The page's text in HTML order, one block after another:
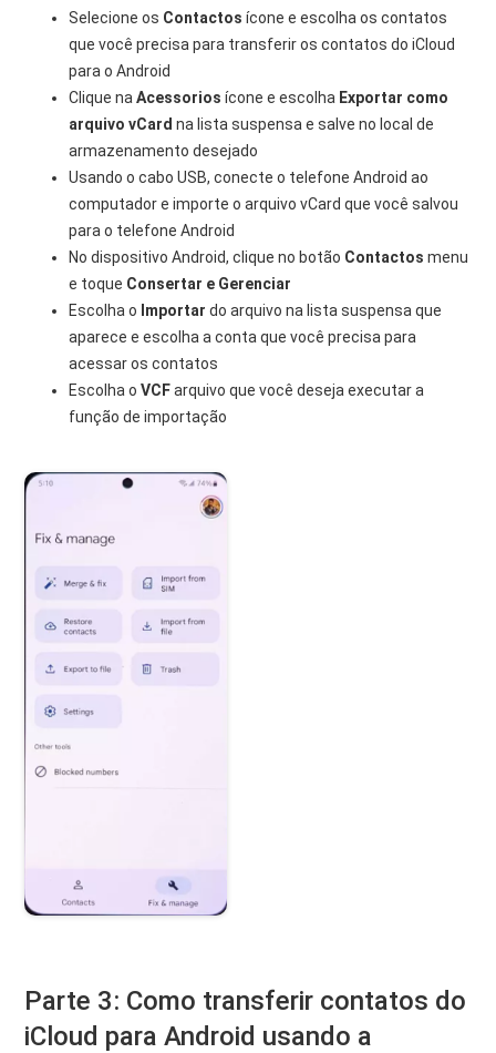
Selecione os Contactosícone e escolha os contatos
que você precisa para transferir os contatos do iCloud
para o Android
Clique naAcessoriosícone e escolha Exportar como
arquivo vCardna lista suspensa e salve no local de
armazenamento desejado
Usando o cabo USB, conecte o telefone Android ao
computador e importe o arquivo vCard que você salvou
para o telefone Android
No dispositivo Android, clique no botão Contactosmenu
e toque Consertar e Gerenciar
Escolha o Importardo arquivo na lista suspensa que
aparece e escolha a conta que você precisa para
acessar os contatos
Escolha oVCFarquivo que você deseja executar a
função de importação
Parte 3: Como transferir contatos do
iCloud para Android usando a